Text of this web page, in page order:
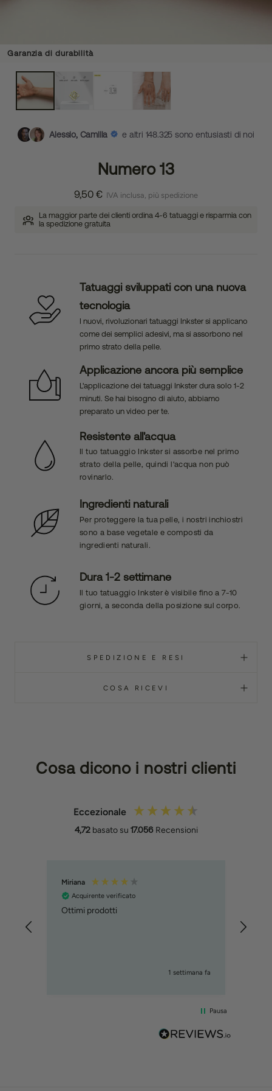
Garanzia di durabilità
Alessio, Camilla e altri 148.325 sono entusiasti di noi
Numero 13
9,50 € IVA inclusa, più spedizione
La maggior parte dei clienti ordina 4-6 tatuaggi e risparmia con
la spedizione gratuita
Tatuaggi sviluppati con una nuova
tecnologia
I nuovi, rivoluzionari tatuaggi Inkster si applicano
come dei semplici adesivi, ma si assorbono nel
primo strato della pelle.
Applicazione ancora più semplice
L'applicazione dei tatuaggi Inkster dura solo 1-2
minuti. Se hai bisogno di aiuto, abbiamo
preparato un video per te.
Resistente all'acqua
Il tuo tatuaggio Inkster si assorbe nel primo
strato della pelle, quindi l'acqua non può
rovinarlo.
Ingredienti naturali
Per proteggere la tua pelle, i nostri inchiostri
sono a base vegetale e composti da
ingredienti naturali.
Dura 1-2 settimane
Il tuo tatuaggio Inkster è visibile fino a 7-10
giorni, a seconda della posizione sul corpo.
SPEDIZIONE E RESI
COSA RICEVI
Cosa dicono i nostri clienti
Eccezionale
4,72 basato su 17.056 Recensioni
Miriana
Acquirente verificato
Ottimi prodotti
1 settimana fa
Pausa